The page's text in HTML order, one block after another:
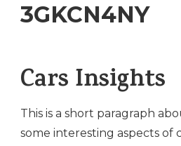
3GKCN4NY
Cars Insights
This is a short paragraph
some interesting aspects of